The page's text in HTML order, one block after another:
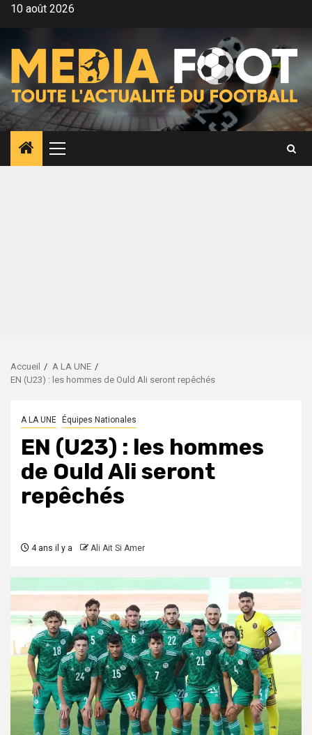
Aller10 août 2026
Menu
principal
Accueil
A LA UNE
EN (U23) : les hommes de Ould Ali seront repêchés
A LA UNE Équipes Nationales
EN (U23) : les hommes
de Ould Ali seront
repêchés
4 ans il y a Ali Ait Si Amer